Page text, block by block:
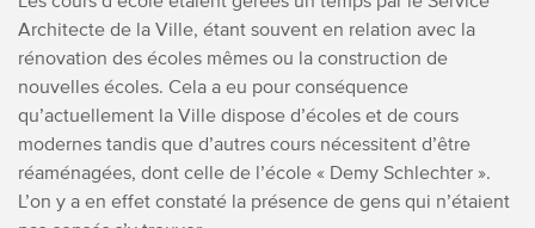
Architecte de la Ville, étant souvent en relation avec la
rénovation des écoles mêmes ou la construction de
nouvelles écoles. Cela a eu pour conséquence
qu’actuellement la Ville dispose d’écoles et de cours
modernes tandis que d’autres cours nécessitent d’être
réaménagées, dont celle de l’école « Demy Schlechter ».
L’on y a en effet constaté la présence de gens qui n’étaient